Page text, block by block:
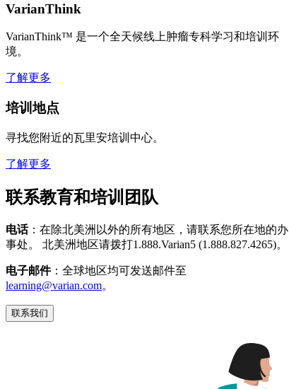
VarianThink
VarianThink™ 是一个全天候线上肿瘤专科学习和培训环
境。
了解更多
培训地点
寻找您附近的瓦里安培训中心。
了解更多
联系教育和培训团队
电话：在除北美洲以外的所有地区，请联系您所在地的办
事处。 北美洲地区请拨打1.888.Varian5 (1.888.827.4265)。
电子邮件：全球地区均可发送邮件至
learning@varian.com。
联系我们